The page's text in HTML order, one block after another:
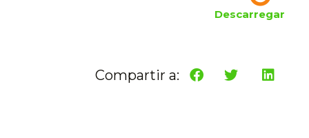
Descarregar
Compartir a: